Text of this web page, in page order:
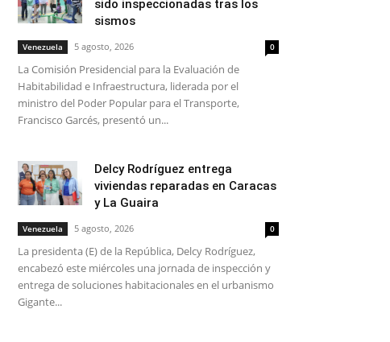
sido inspeccionadas tras los
sismos
Venezuela 5 agosto, 2026 0
La Comisión Presidencial para la Evaluación de
Habitabilidad e Infraestructura, liderada por el
ministro del Poder Popular para el Transporte,
Francisco Garcés, presentó un...
Delcy Rodríguez entrega
viviendas reparadas en Caracas
y La Guaira
Venezuela 5 agosto, 2026 0
La presidenta (E) de la República, Delcy Rodríguez,
encabezó este miércoles una jornada de inspección y
entrega de soluciones habitacionales en el urbanismo
Gigante...